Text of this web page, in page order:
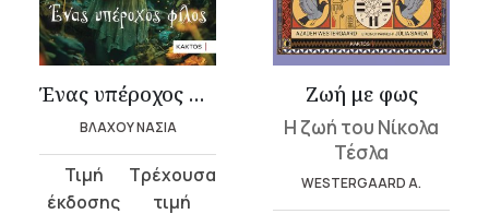
Ένας υπέροχος φίλος
ΒΛΑΧΟΥ ΝΑΣΙΑ
Original
price
τρέχουσα
Ζωή με φως
Η ζωή του Νίκολα
Τέσλα
WESTERGAARD A.